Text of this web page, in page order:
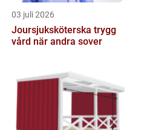
03 juli 2026
Joursjuksköterska trygg
vård när andra sover